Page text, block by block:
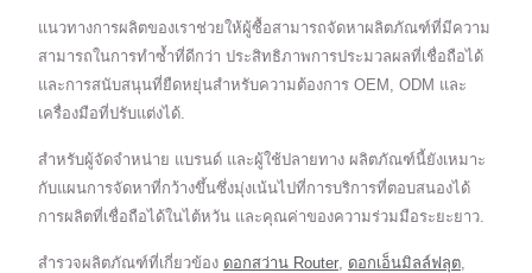
แนวทางการผลิตของเราช่วยให้ผู้ซื้อสามารถจัดหาผลิตภัณฑ์ที่มีความ
สามารถในการทำซ้ำที่ดีกว่า ประสิทธิภาพการประมวลผลที่เชื่อถือได้
และการสนับสนุนที่ยืดหยุ่นสำหรับความต้องการ OEM, ODM และ
เครื่องมือที่ปรับแต่งได้.
สำหรับผู้จัดจำหน่าย แบรนด์ และผู้ใช้ปลายทาง ผลิตภัณฑ์นี้ยังเหมาะ
กับแผนการจัดหาที่กว้างขึ้นซึ่งมุ่งเน้นไปที่การบริการที่ตอบสนองได้
การผลิตที่เชื่อถือได้ในไต้หวัน และคุณค่าของความร่วมมือระยะยาว.
สำรวจผลิตภัณฑ์ที่เกี่ยวข้อง ดอกสว่าน Router, ดอกเอ็นมิลล์ฟลุต,